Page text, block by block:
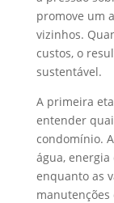
promove um
vizinhos.
custos, o
sustentável.
A primeira
entender
condomínio.
água,
enquanto as